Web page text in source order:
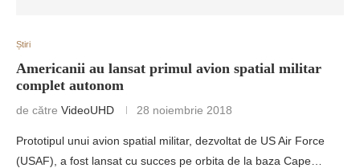
Știri
Americanii au lansat primul avion spatial militar
complet autonom
de către VideoUHD 28 noiembrie 2018
Prototipul unui avion spatial militar, dezvoltat de US Air Force
(USAF), a fost lansat cu succes pe orbita de la baza Cape…